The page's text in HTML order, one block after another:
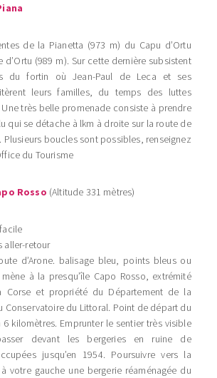
de la Pianetta (973 m) du Capu d’Ortu
d’Ortu (989 m). Sur cette dernière subsistent
du fortin où Jean-Paul de Leca et ses
leurs familles, du temps des luttes
très belle promenade consiste à prendre
qui se détache à lkm à droite sur la route de
boucles sont possibles, renseignez
du Tourisme
Rosso (Altitude 331 mètres)
aller-retour
d’Arone. balisage bleu, points bleus ou
à la presqu’île Capo Rosso, extrémité
Corse et propriété du Département de la
Conservatoire du Littoral. Point de départ du
kilomètres. Emprunter le sentier très visible
devant les bergeries en ruine de
jusqu’en 1954. Poursuivre vers la
votre gauche une bergerie réaménagée du